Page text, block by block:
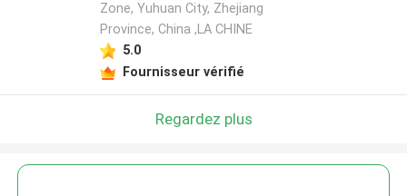
Zone, Yuhuan City, Zhejiang
Province, China ,LA CHINE
5.0
Fournisseur vérifié
Regardez plus